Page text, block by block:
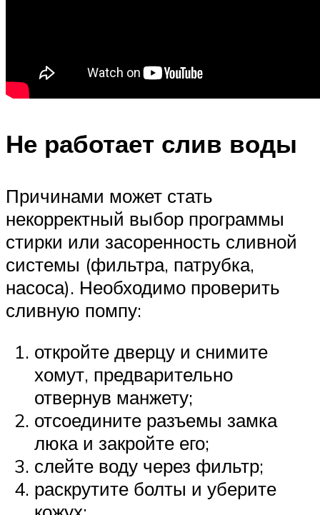
Не работает слив воды
Причинами может стать
некорректный выбор программы
стирки или засоренность сливной
системы (фильтра, патрубка,
насоса). Необходимо проверить
сливную помпу:
откройте дверцу и снимите
хомут, предварительно
отвернув манжету;
отсоедините разъемы замка
люка и закройте его;
слейте воду через фильтр;
раскрутите болты и уберите